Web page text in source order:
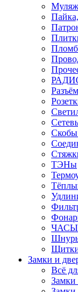
Скобы
ТЭНы
ЧАСЫ
Шнуры
Щитки
Замки и
Всё
Замки